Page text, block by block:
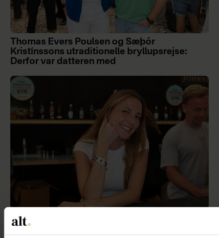
Thomas Evers Poulsen og Sæþór
Kristínssons utraditionelle bryllupsrejse:
Derfor var datteren med
Er Mie færdig med tv? Nu svarer hun